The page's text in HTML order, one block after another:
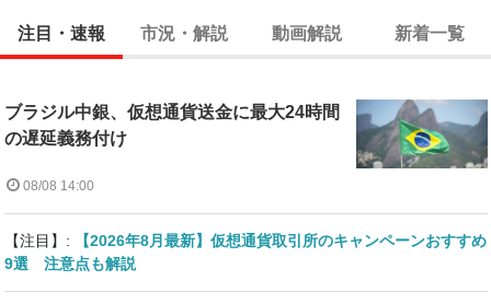
注目・速報 市況・解説 動画解説 新着一覧
ブラジル中銀、仮想通貨送金に最大24時間
の遅延義務付け
08/08 14:00
【注目】:
【2026年8月最新】仮想通貨取引所のキャンペーンおすすめ
9選 注意点も解説